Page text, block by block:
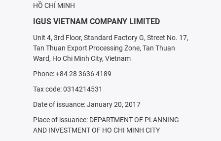
HỒ CHÍ MINH
IGUS VIETNAM COMPANY LIMITED
Unit 4, 3rd Floor, Standard Factory G, Street No. 17,
Tan Thuan Export Processing Zone, Tan Thuan
Ward, Ho Chi Minh City, Vietnam
Phone: +84 28 3636 4189
Tax code: 0314214531
Date of issuance: January 20, 2017
Place of issuance: DEPARTMENT OF PLANNING
AND INVESTMENT OF HO CHI MINH CITY